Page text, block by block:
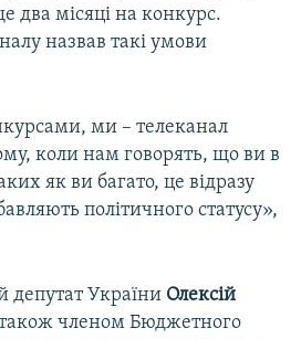
два місяці на конкурс.
назвав такі умови
ми – телеканал
коли нам говорять, що ви в
як ви багато, це відразу
політичного статусу»,
України Олексій
членом Бюджетного